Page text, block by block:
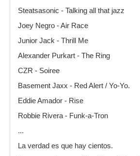
Steatsasonic - Talking all that jazz
Joey Negro - Air Race
Junior Jack - Thrill Me
Alexander Purkart - The Ring
CZR - Soiree
Basement Jaxx - Red Alert / Yo-Yo.
Eddie Amador - Rise
Robbie Rivera - Funk-a-Tron
...
La verdad es que hay cientos.